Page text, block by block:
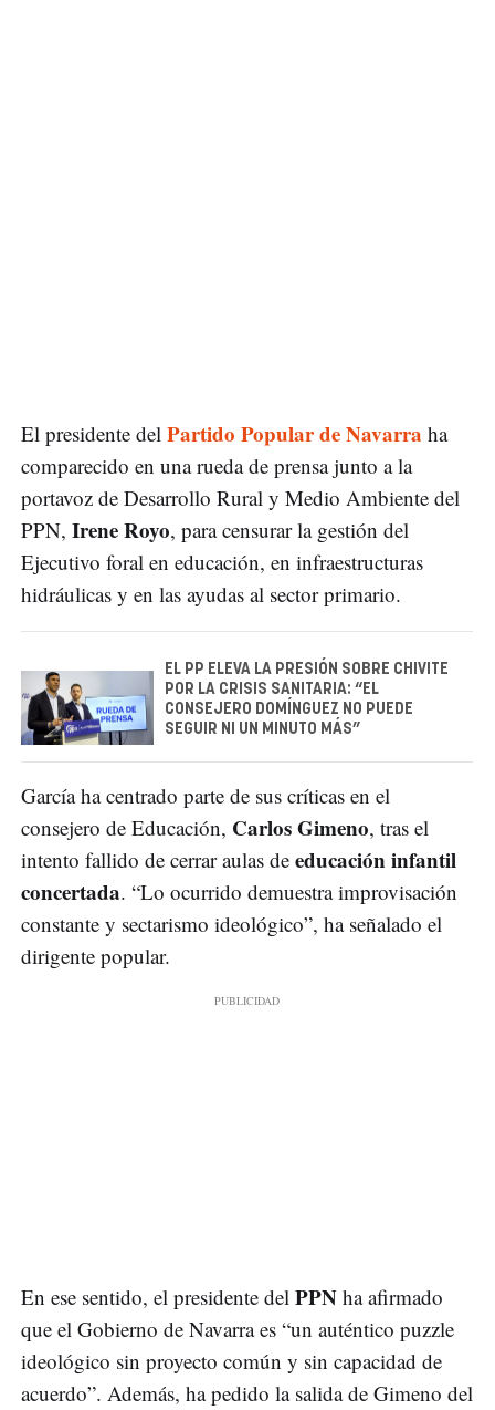
El presidente del Partido Popular de Navarra ha
comparecido en una rueda de prensa junto a la
portavoz de Desarrollo Rural y Medio Ambiente del
PPN, Irene Royo, para censurar la gestión del
Ejecutivo foral en educación, en infraestructuras
hidráulicas y en las ayudas al sector primario.
EL PP ELEVA LA PRESIÓN SOBRE CHIVITE
POR LA CRISIS SANITARIA: “EL
CONSEJERO DOMÍNGUEZ NO PUEDE
SEGUIR NI UN MINUTO MÁS”
García ha centrado parte de sus críticas en el
consejero de Educación, Carlos Gimeno, tras el
intento fallido de cerrar aulas de educación infantil
concertada. “Lo ocurrido demuestra improvisación
constante y sectarismo ideológico”, ha señalado el
dirigente popular.
En ese sentido, el presidente del PPN ha afirmado
que el Gobierno de Navarra es “un auténtico puzzle
ideológico sin proyecto común y sin capacidad de
acuerdo”. Además, ha pedido la salida de Gimeno del